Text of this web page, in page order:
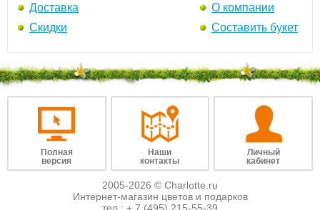
Доставка
Скидки
О компании
Составить букет
Полная
версия
Наши
контакты
Личный
кабинет
2005-2026 © Charlotte.ru
Интернет-магазин цветов и подарков